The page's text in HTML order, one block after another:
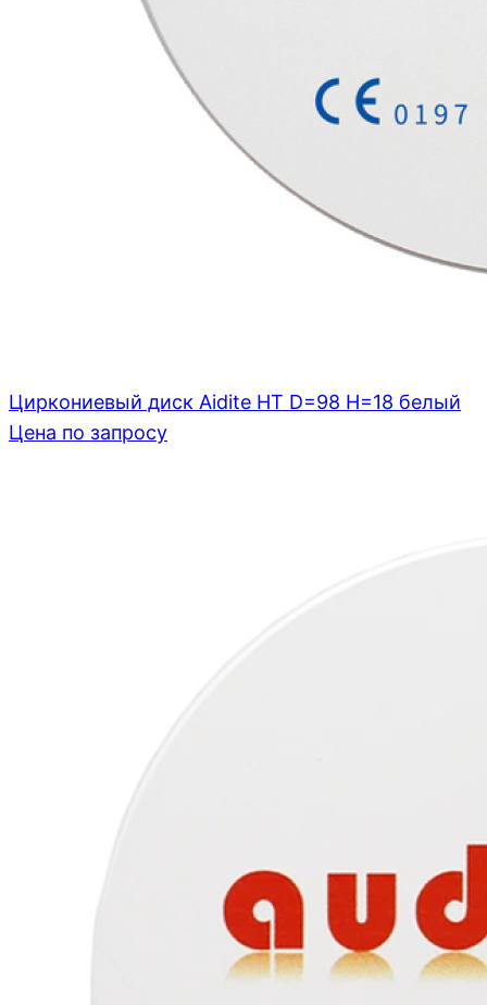
Циркониевый диск Aidite HT D=98 H=18 белый
Цена по запросу